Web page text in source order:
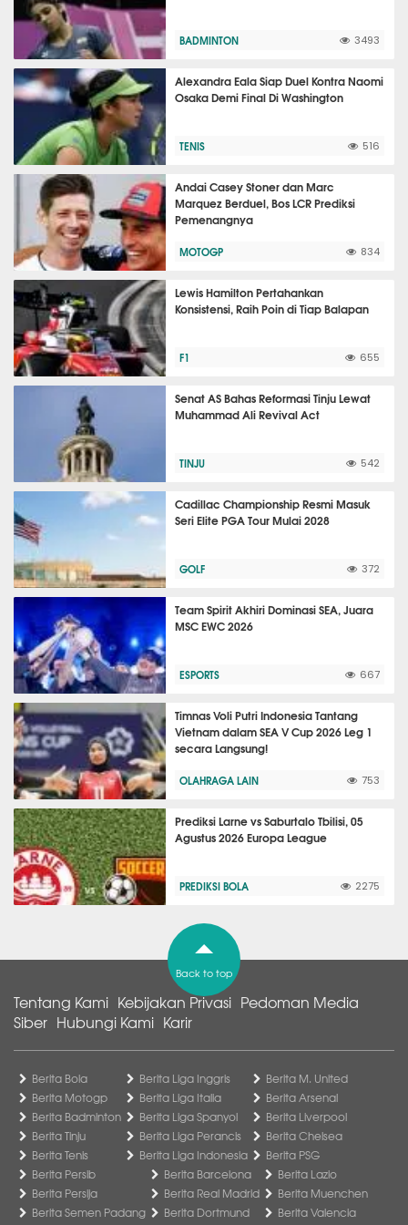
BADMINTON 3493
Alexandra Eala Siap Duel Kontra Naomi
Osaka Demi Final Di Washington
TENIS 516
Andai Casey Stoner dan Marc
Marquez Berduel, Bos LCR Prediksi
Pemenangnya
MOTOGP 834
Lewis Hamilton Pertahankan
Konsistensi, Raih Poin di Tiap Balapan
F1 655
Senat AS Bahas Reformasi Tinju Lewat
Muhammad Ali Revival Act
TINJU 542
Cadillac Championship Resmi Masuk
Seri Elite PGA Tour Mulai 2028
GOLF 372
Team Spirit Akhiri Dominasi SEA, Juara
MSC EWC 2026
ESPORTS 667
Timnas Voli Putri Indonesia Tantang
Vietnam dalam SEA V Cup 2026 Leg 1
secara Langsung!
OLAHRAGA LAIN 753
Prediksi Larne vs Saburtalo Tbilisi, 05
Agustus 2026 Europa League
PREDIKSI BOLA 2275
Back to top
Tentang Kami Kebijakan Privasi Pedoman Media
Siber Hubungi Kami Karir
Berita Bola
Berita Motogp
Berita Badminton
Berita Tinju
Berita Tenis
Berita Liga Inggris
Berita Liga Italia
Berita Liga Spanyol
Berita Liga Perancis
Berita Liga Indonesia
Berita M. United
Berita Arsenal
Berita Liverpool
Berita Chelsea
Berita PSG
Berita Persib
Berita Persija
Berita Semen Padang
Berita Barcelona
Berita Real Madrid
Berita Dortmund
Berita Lazio
Berita Muenchen
Berita Valencia